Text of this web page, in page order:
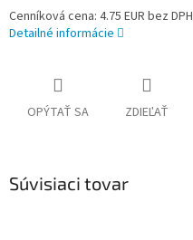
Cenníková cena: 4.75 EUR bez DPH
Detailné informácie
OPÝTAŤ SA ZDIEĽAŤ
Súvisiaci tovar